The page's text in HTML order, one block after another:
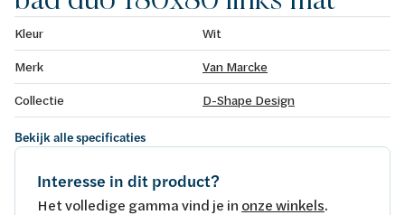
Kleur
Wit
Merk
Van Marcke
Collectie
D-Shape Design
Bekijk alle specificaties
Interesse in dit product?
Het volledige gamma vind je in onze winkels.